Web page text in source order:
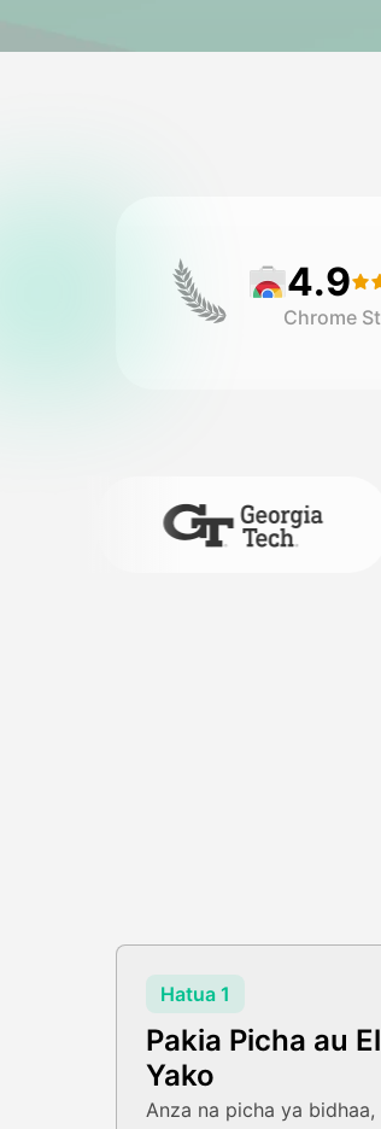
4.9
Chrome
Hatua 1
Pakia Picha au
Yako
Anza na picha ya